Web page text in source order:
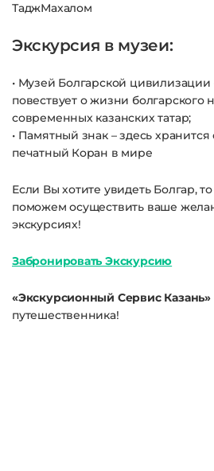
ТаджМахалом
Экскурсия в музеи:
• Музей Болгарской цивилизации
повествует о жизни болгарского
современных казанских татар;
• Памятный знак – здесь
печатный Коран в мире
Если Вы хотите увидеть Болгар,
поможем осуществить ваше
экскурсиях!
Забронировать Экскурсию
«Экскурсионный Сервис Казань»
путешественника!